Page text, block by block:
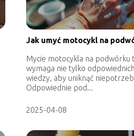
Jak umyć motocykl na
Mycie motocykla na podwórku
wymaga nie tylko
wiedzy, aby uniknąć
Odpowiednie pod...
2025-04-08